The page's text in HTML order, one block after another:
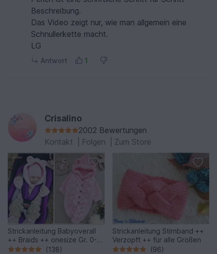
Beschreibung.
Das Video zeigt nur, wie man allgemein eine
Schnullerkette macht.
LG
Antwort 1
Crisalino
2002 Bewertungen
Kontakt
Folgen Zum Store
Strickanleitung Babyoverall
++ Braids ++ onesize Gr. 0-6
Monate
(138)
Strickanleitung Stirnband ++
Verzopft ++ für alle Größen
(96)